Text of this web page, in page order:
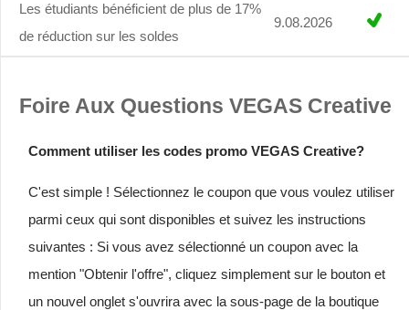
Les étudiants bénéficient de plus de 17%
de réduction sur les soldes
9.08.2026
Foire Aux Questions VEGAS Creative
Comment utiliser les codes promo VEGAS Creative?
C'est simple ! Sélectionnez le coupon que vous voulez utiliser
parmi ceux qui sont disponibles et suivez les instructions
suivantes : Si vous avez sélectionné un coupon avec la
mention "Obtenir l'offre", cliquez simplement sur le bouton et
un nouvel onglet s'ouvrira avec la sous-page de la boutique